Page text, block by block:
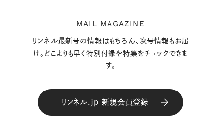
MAIL MAGAZINE
リンネル最新号の情報はもちろん、次号情報もお届
け。どこよりも早く特別付録や特集をチェックできま
す。
リンネル.jp 新規会員登録